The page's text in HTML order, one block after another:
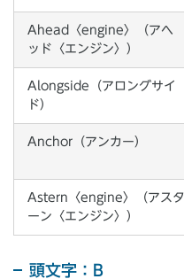
Ahead〈engine〉（アヘ
ッド〈エンジン〉）
Alongside（アロングサイ
ド）
Anchor（アンカー）
Astern〈engine〉（アスタ
ーン〈エンジン〉）
頭文字：B